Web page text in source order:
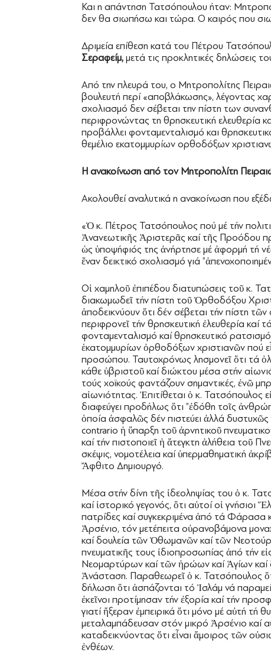
Και η απάντηση Τατσόπουλου ήταν:
δεν θα σιωπήσω και τώρα. Ο καιρός που
Δριμεία επίθεση κατά του Πέτρου
Σεραφείμ, μετά τις προκλητικές δηλώσεις
Από την πλευρά του, ο Μητροπολίτης
βουλευτή περί «αποβλάκωσης», λέγοντας
σχολιασμό δεν σέβεται την πίστη των
περιφρονώντας τη θρησκευτική ελευθερία
προβάλλει φονταμενταλισμό και
θεμέλιο εκατομμυρίων ορθοδόξων
Η ανακοίνωση από τον Μητροπολίτη
Ακολουθεί αναλυτικά η ανακοίνωση που
«Ὁ κ. Πέτρος Τατσόπουλος πού μέ τήν
Ἀνανεωτικῆς Ἀριστερᾶς καί τῆς Προόδου
ὡς ὑποψήφιός της ἀνήρτησε μέ ἀφορμή τή
ἕναν δεικτικό σχολιασμό γιά
Οἱ χαμηλοῦ ἐπιπέδου διατυπώσεις τοῦ κ.
διακωμωδεῖ τήν πίστη τοῦ Ὀρθοδόξου
ἀποδεικνύουν ὅτι δέν σέβεται τήν πίστη
περιφρονεῖ τήν θρησκευτική ἐλευθερία καί
φονταμενταλισμό καί θρησκευτικό
ἑκατομμυρίων ὀρθοδόξων χριστιανῶν πού
προσώπου. Ταυτοχρόνως λησμονεῖ ὅτι τά
κάθε ὑβριστοῦ καί διώκτου μέσα στήν
τούς χοϊκούς φαντάζουν σημαντικές, ἐνῶ
αἰωνιότητας. Ἐπιτίθεται ὁ κ.
διαφεύγει προδήλως ὅτι ”ἐδόθη τοῖς
ὁποία ἀσφαλῶς δέν πιστεύει ἀλλά δυστυχῶς
contrario ἡ ὕπαρξη τοῦ ἀρνητικοῦ
καί τήν πιστοποιεῖ ἡ ἄτεγκτη ἀλήθεια τοῦ
σκέψις, νομοτέλεια καί ὑπερμαθηματική
Ἄφθιτο Δημιουργό.
Μέσα στήν δίνη τῆς ἰδεοληψίας του ὁ κ.
καί ἱστορικό γεγονός, ὅτι αὐτοί οἱ
πατρίδες καί συγκεκριμένα ἀπό τά Φάρασα
Ἀρσένιο, τόν μετέπειτα οὐρανοβάμονα
καί δουλεία τῶν Ὀθωμανῶν καί τῶν
πνευματικῆς τους ἰδιοπροσωπίας ἀπό τήν
Νεομαρτύρων καί τῶν ἡρώων καί Ἁγίων
Ἀνάσταση. Παραθεωρεῖ ὁ κ. Τατσόπουλος
δήλωση ὅτι ἀσπάζονται τό Ἰσλάμ νά
ἐκεῖνοι προτίμησαν τήν ἐξορία καί τήν
γιατί ἤξεραν ἐμπειρικά ὅτι μόνο μέ αὐτή
μεταλαμπάδευσαν στόν μικρό Ἀρσένιο καί
καταδεικνύοντας ὅτι εἶναι ἄμοιρος τῶν
ἐνθέων.